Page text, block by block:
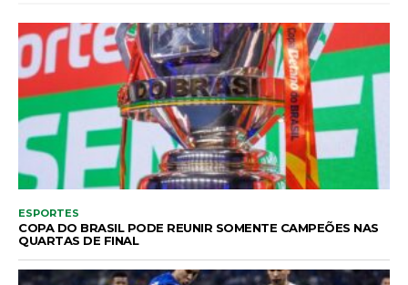
ESPORTES
COPA DO BRASIL PODE REUNIR SOMENTE CAMPEÕES NAS
QUARTAS DE FINAL